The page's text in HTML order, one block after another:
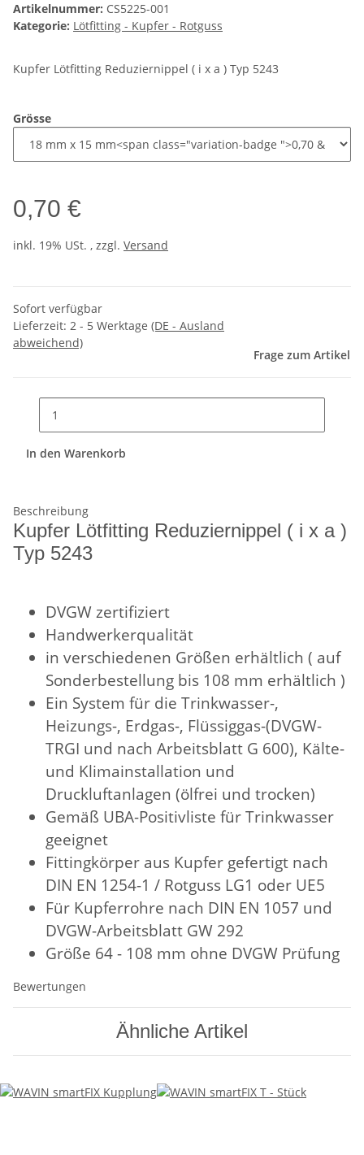
Artikelnummer: CS5225-001
Kategorie: Lötfitting - Kupfer - Rotguss
Kupfer Lötfitting Reduziernippel ( i x a ) Typ 5243
Grösse
0,70 €
inkl. 19% USt. , zzgl. Versand
Sofort verfügbar
Lieferzeit: 2 - 5 Werktage (DE - Ausland
abweichend)
Frage zum Artikel
In den Warenkorb
Beschreibung
Kupfer Lötfitting Reduziernippel ( i x a )
Typ 5243
DVGW zertifiziert
Handwerkerqualität
in verschiedenen Größen erhältlich ( auf
Sonderbestellung bis 108 mm erhältlich )
Ein System für die Trinkwasser-,
Heizungs-, Erdgas-, Flüssiggas-(DVGW-
TRGI und nach Arbeitsblatt G 600), Kälte-
und Klimainstallation und
Druckluftanlagen (ölfrei und trocken)
Gemäß UBA-Positivliste für Trinkwasser
geeignet
Fittingkörper aus Kupfer gefertigt nach
DIN EN 1254-1 / Rotguss LG1 oder UE5
Für Kupferrohre nach DIN EN 1057 und
DVGW-Arbeitsblatt GW 292
Größe 64 - 108 mm ohne DVGW Prüfung
Bewertungen
Ähnliche Artikel